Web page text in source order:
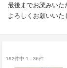
最後までお読みいた
よろしくお願いいた
192件中 1 - 36件